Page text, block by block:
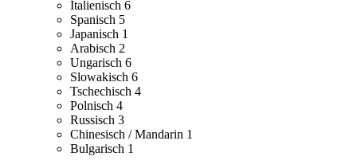
Italienisch 6
Spanisch 5
Japanisch 1
Arabisch 2
Ungarisch 6
Slowakisch 6
Tschechisch 4
Polnisch 4
Russisch 3
Chinesisch / Mandarin 1
Bulgarisch 1